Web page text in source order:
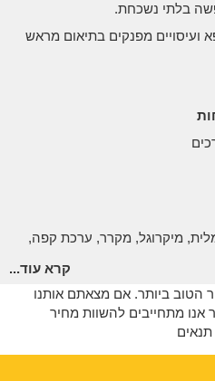
בלתי נשכחת.
ועיסויים מפנקים בתיאום מראש
מיקרוגל, מקרר, ערכת קפה,
ישיבה, ריהוט גן ופינת מנגל
לשבת.
במחירים אטרקטיביים
קרא עוד...
הטוב ביותר. אם מצאתם אותנו
אנו מתחייבים להשוות מחיר